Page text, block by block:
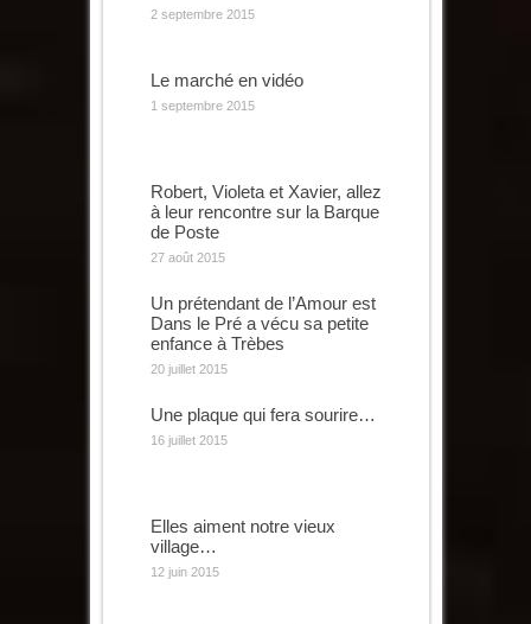
2 septembre 2015
Le marché en vidéo
1 septembre 2015
Robert, Violeta et Xavier, allez
à leur rencontre sur la Barque
de Poste
27 août 2015
Un prétendant de l’Amour est
Dans le Pré a vécu sa petite
enfance à Trèbes
20 juillet 2015
Une plaque qui fera sourire…
16 juillet 2015
Elles aiment notre vieux
village…
12 juin 2015